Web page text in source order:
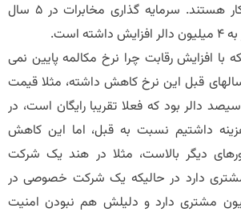
مخابرات مشغول به کار هستند. سرمایه گذاری مخابرات در 5 سال
است.
با افزایش رقابت چرا نرخ مکالمه پایین نمی
قبل این نرخ کاهش داشته، مثلا قیمت
دالر بود که فعلا تقریبا رایگان است، در
داشتیم نسبت به قبل، اما این کاهش
دیگر بالاست، مثلا در هند یک شرکت
مشتری دارد در حالیکه یک شرکت خصوصی در
فقط 4میلیون مشتری دارد و دلیلش هم نبودن امنیت